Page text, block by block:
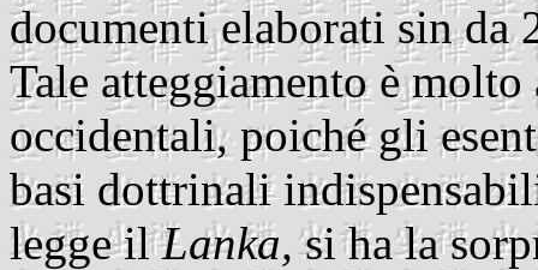
documenti elaborati sin da
Tale atteggiamento è
occidentali, poiché gli
basi dottrinali
legge ilLanka,si ha la